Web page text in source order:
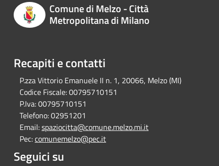
Comune di Melzo - Città
Metropolitana di Milano
Recapiti e contatti
P.zza Vittorio Emanuele II n. 1, 20066, Melzo (MI)
Codice Fiscale:00795710151
P.Iva:00795710151
Telefono:02951201
Email:spaziocitta@comune.melzo.mi.it
Pec:comunemelzo@pec.it
Seguici su